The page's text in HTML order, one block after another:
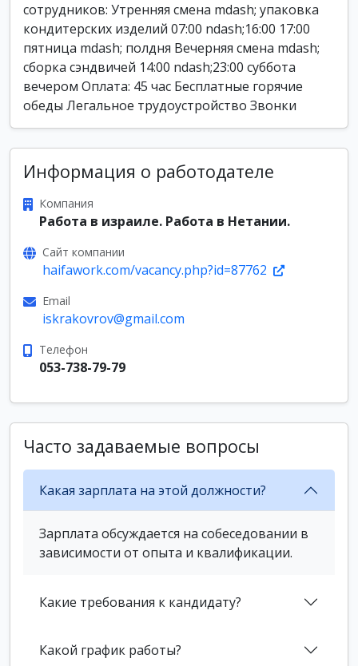
сотрудников: Утренняя смена mdash; упаковка
кондитерских изделий 07:00 ndash;16:00 17:00
пятница mdash; полдня Вечерняя смена mdash;
сборка сэндвичей 14:00 ndash;23:00 суббота
вечером Оплата: 45 час Бесплатные горячие
обеды Легальное трудоустройство Звонки
Информация о работодателе
Компания
Работа в израиле. Работа в Нетании.
Сайт компании
haifawork.com/vacancy.php?id=87762
Email
iskrakovrov@gmail.com
Телефон
053-738-79-79
Часто задаваемые вопросы
Какая зарплата на этой должности?
Зарплата обсуждается на собеседовании в
зависимости от опыта и квалификации.
Какие требования к кандидату?
Какой график работы?